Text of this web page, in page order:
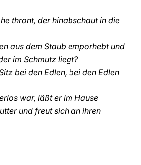
thront, der hinabschaut in die
aus dem Staub emporhebt und
im Schmutz liegt?
bei den Edlen, bei den Edlen
war, läßt er im Hause
und freut sich an ihren